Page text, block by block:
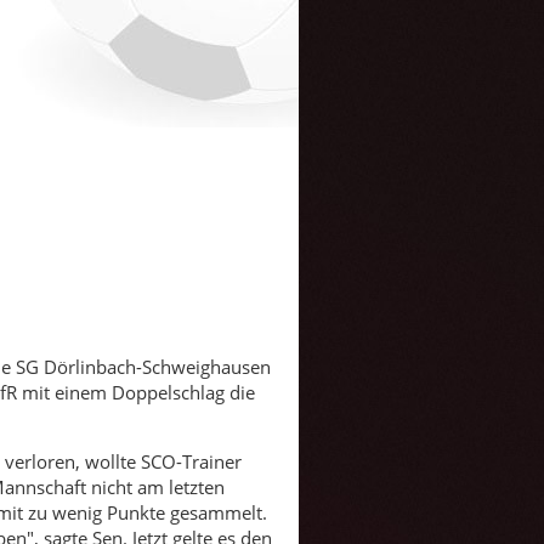
Dörlinbach-Schweighausen
mit einem Doppelschlag die
wollte SCO-Trainer
nicht am letzten
zu wenig Punkte gesammelt.
sagte Sen. Jetzt gelte es den